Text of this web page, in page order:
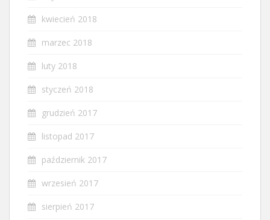
kwiecień 2018
marzec 2018
luty 2018
styczeń 2018
grudzień 2017
listopad 2017
październik 2017
wrzesień 2017
sierpień 2017